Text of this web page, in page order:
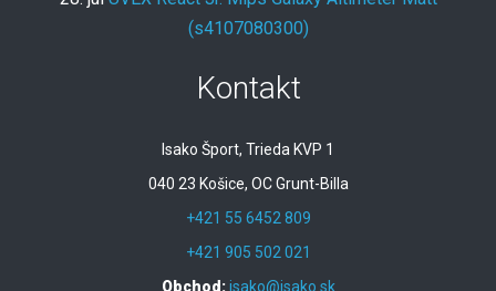
(s4107080300)
Kontakt
Isako Šport, Trieda KVP 1
040 23 Košice, OC Grunt-Billa
+421 55 6452 809
+421 905 502 021
Obchod:isako@isako.sk